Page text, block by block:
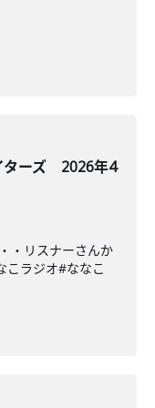
ターズ 2026年4
・リスナーさんか
こラジオ#ななこ